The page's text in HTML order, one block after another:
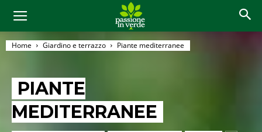
Home Giardino e terrazzo Piante mediterranee
PIANTE
MEDITERRANEE